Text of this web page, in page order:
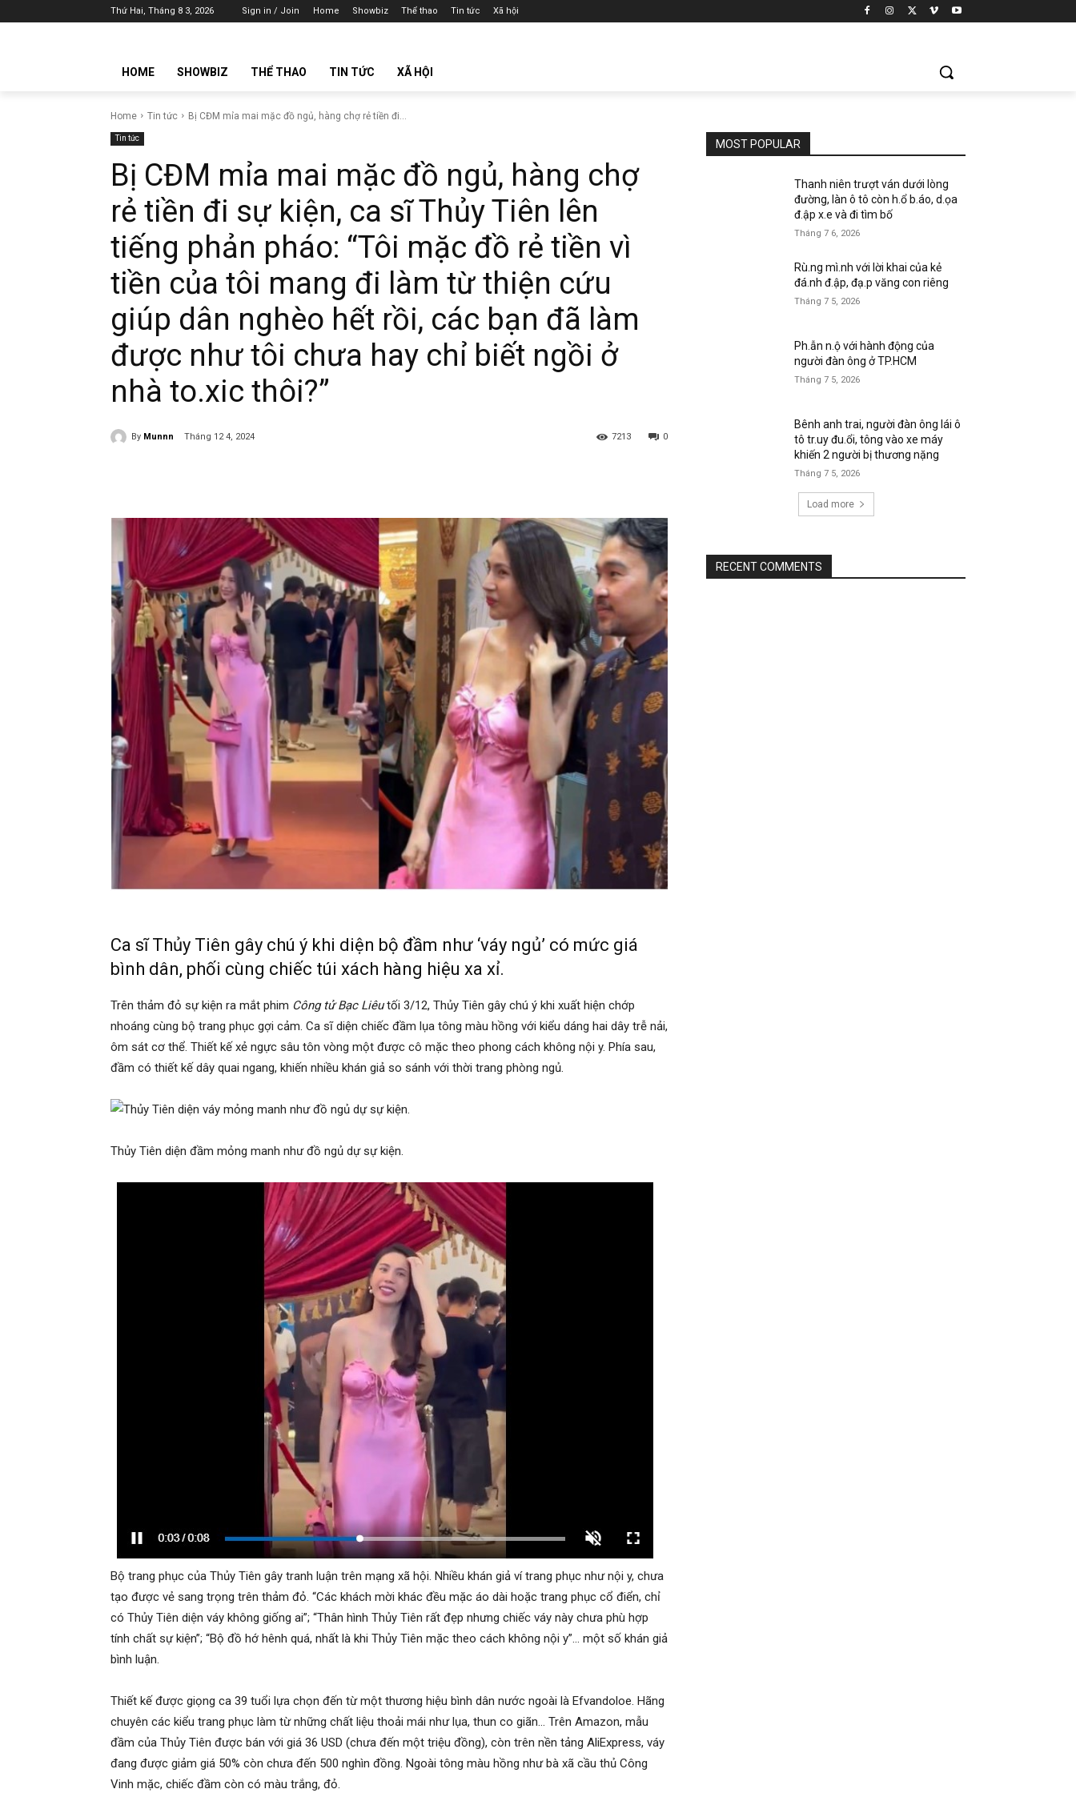
Thứ Hai, Tháng 8 3, 2026 Sign in / Join Home Showbiz Thể thao Tin tức Xã hội
HOME SHOWBIZ THỂ THAO TIN TỨC XÃ HỘI
Home Tin tức Bị CĐM mỉa mai mặc đồ ngủ, hàng chợ rẻ tiền đi...
Tin tức
Bị CĐM mỉa mai mặc đồ ngủ, hàng chợ
rẻ tiền đi sự kiện, ca sĩ Thủy Tiên lên
tiếng phản pháo: “Tôi mặc đồ rẻ tiền vì
tiền của tôi mang đi làm từ thiện cứu
giúp dân nghèo hết rồi, các bạn đã làm
được như tôi chưa hay chỉ biết ngồi ở
nhà to.xic thôi?”
By Munnn Tháng 12 4, 2024 0
7213
Ca sĩ Thủy Tiên gây chú ý khi diện bộ đầm như ‘váy ngủ’ có mức giá
bình dân, phối cùng chiếc túi xách hàng hiệu xa xỉ.
Trên thảm đỏ sự kiện ra mắt phim Công tử Bạc Liêutối 3/12, Thủy Tiên gây chú ý khi xuất hiện chớp
nhoáng cùng bộ trang phục gợi cảm. Ca sĩ diện chiếc đầm lụa tông màu hồng với kiểu dáng hai dây trễ nải,
ôm sát cơ thể. Thiết kế xẻ ngực sâu tôn vòng một được cô mặc theo phong cách không nội y. Phía sau,
đầm có thiết kế dây quai ngang, khiến nhiều khán giả so sánh với thời trang phòng ngủ.
Thủy Tiên diện đầm mỏng manh như đồ ngủ dự sự kiện.
Bộ trang phục của Thủy Tiên gây tranh luận trên mạng xã hội. Nhiều khán giả ví trang phục như nội y, chưa
tạo được vẻ sang trọng trên thảm đỏ. “Các khách mời khác đều mặc áo dài hoặc trang phục cổ điển, chỉ
có Thủy Tiên diện váy không giống ai”; “Thân hình Thủy Tiên rất đẹp nhưng chiếc váy này chưa phù hợp
tính chất sự kiện”; “Bộ đồ hớ hênh quá, nhất là khi Thủy Tiên mặc theo cách không nội y”… một số khán giả
bình luận.
Thiết kế được giọng ca 39 tuổi lựa chọn đến từ một thương hiệu bình dân nước ngoài là Efvandoloe. Hãng
chuyên các kiểu trang phục làm từ những chất liệu thoải mái như lụa, thun co giãn… Trên Amazon, mẫu
đầm của Thủy Tiên được bán với giá 36 USD (chưa đến một triệu đồng), còn trên nền tảng AliExpress, váy
đang được giảm giá 50% còn chưa đến 500 nghìn đồng. Ngoài tông màu hồng như bà xã cầu thủ Công
Vinh mặc, chiếc đầm còn có màu trắng, đỏ.
MOST POPULAR
Thanh niên trượt ván dưới lòng
đường, làn ô tô còn h.ổ b.áo, d.ọa
đ.ập x.e và đi tìm bố
Tháng 7 6, 2026
Rù.ng mì.nh với lời khai của kẻ
đá.nh đ.ập, đạ.p văng con riêng
Tháng 7 5, 2026
Ph.ẫn n.ộ với hành động của
người đàn ông ở TP.HCM
Tháng 7 5, 2026
Bênh anh trai, người đàn ông lái ô
tô tr.uy đu.ổi, tông vào xe máy
khiến 2 người bị thương nặng
Tháng 7 5, 2026
Load more
RECENT COMMENTS